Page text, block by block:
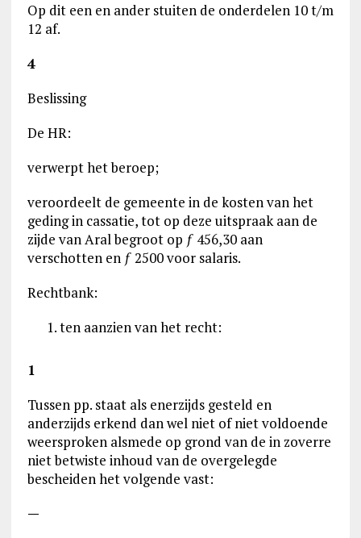
Op dit een en ander stuiten de onderdelen 10 t/m
12 af.
4
Beslissing
De HR:
verwerpt het beroep;
veroordeelt de gemeente in de kosten van het
geding in cassatie, tot op deze uitspraak aan de
zijde van Aral begroot op ƒ 456,30 aan
verschotten en ƒ 2500 voor salaris.
Rechtbank:
ten aanzien van het recht:
1
Tussen pp. staat als enerzijds gesteld en
anderzijds erkend dan wel niet of niet voldoende
weersproken alsmede op grond van de in zoverre
niet betwiste inhoud van de overgelegde
bescheiden het volgende vast:
—